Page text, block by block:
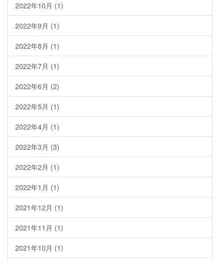
2022年10月 (1)
2022年9月 (1)
2022年8月 (1)
2022年7月 (1)
2022年6月 (2)
2022年5月 (1)
2022年4月 (1)
2022年3月 (3)
2022年2月 (1)
2022年1月 (1)
2021年12月 (1)
2021年11月 (1)
2021年10月 (1)